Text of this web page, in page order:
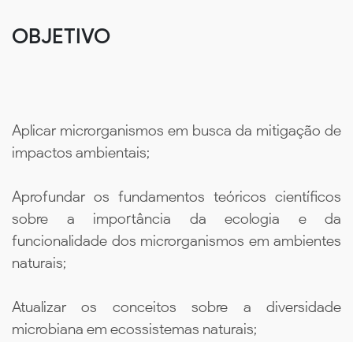
OBJETIVO
Aplicar microrganismos em busca da mitigação de
impactos ambientais;
Aprofundar os fundamentos teóricos científicos
sobre a importância da ecologia e da
funcionalidade dos microrganismos em ambientes
naturais;
Atualizar os conceitos sobre a diversidade
microbiana em ecossistemas naturais;